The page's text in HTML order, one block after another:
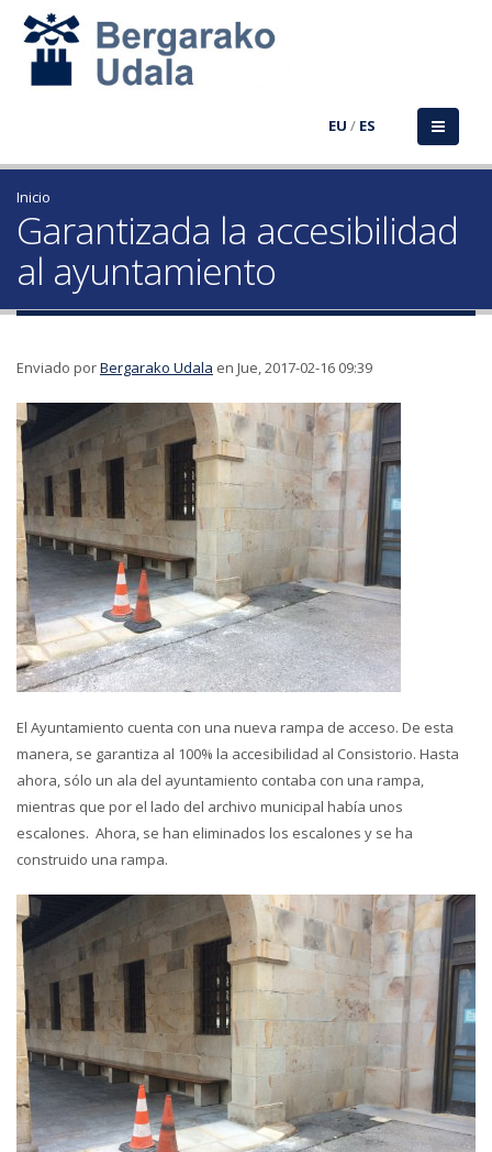
EU / ES
Inicio
Garantizada la accesibilidad
al ayuntamiento
Enviado porBergarako Udala en Jue, 2017-02-16 09:39
El Ayuntamiento cuenta con una nueva rampa de acceso. De esta
manera, se garantiza al 100% la accesibilidad al Consistorio. Hasta
ahora, sólo un ala del ayuntamiento contaba con una rampa,
mientras que por el lado del archivo municipal había unos
escalones. Ahora, se han eliminados los escalones y se ha
construido una rampa.